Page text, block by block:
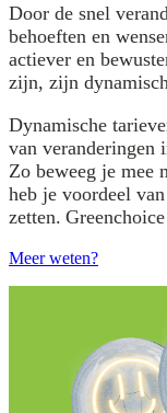
Door de snel
behoeften en
actiever en
zijn, zijn
Dynamische
van veranderingen
Zo beweeg je mee
heb je voordeel
zetten.
Meer weten?